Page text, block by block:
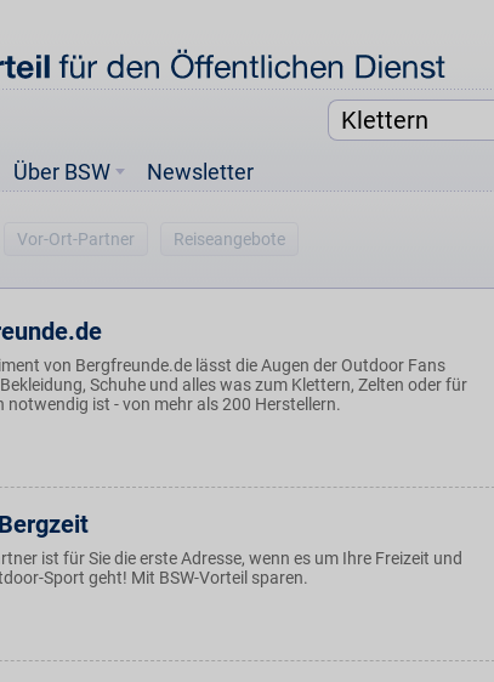
Über BSW Newsletter
Vor-Ort-Partner Reiseangebote
von Bergfreunde.de lässt die Augen der Outdoor Fans
Schuhe und alles was zum Klettern, Zelten oder für
notwendig ist - von mehr als 200 Herstellern.
Bergzeit
ist für Sie die erste Adresse, wenn es um Ihre Freizeit und
Sport geht! Mit BSW-Vorteil sparen.